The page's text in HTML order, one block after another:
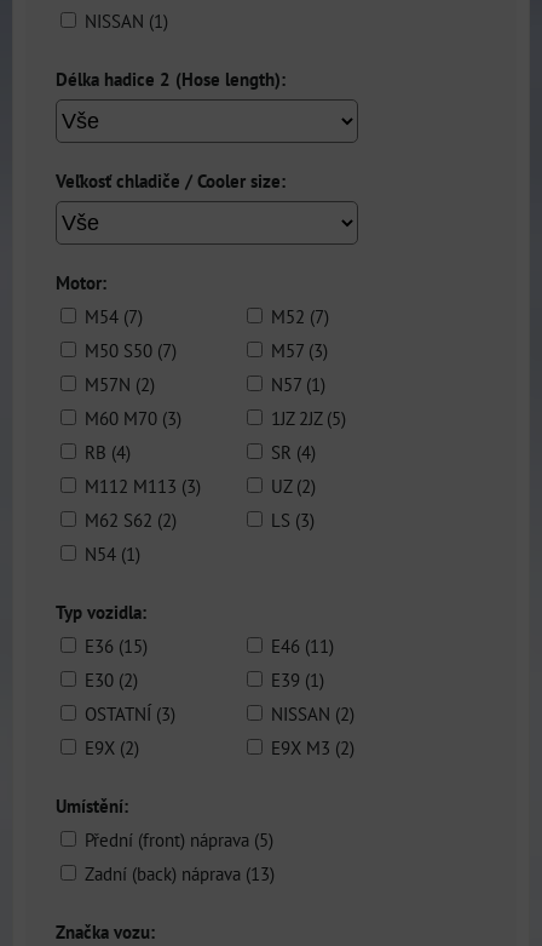
NISSAN (1)
Délka hadice 2 (Hose length):
Veľkosť chladiče / Cooler size:
Motor:
M54 (7)
M52 (7)
M50 S50 (7)
M57 (3)
M57N (2)
N57 (1)
M60 M70 (3)
1JZ 2JZ (5)
RB (4)
SR (4)
M112 M113 (3)
UZ (2)
M62 S62 (2)
LS (3)
N54 (1)
Typ vozidla:
E36 (15)
E46 (11)
E30 (2)
E39 (1)
OSTATNÍ (3)
NISSAN (2)
E9X (2)
E9X M3 (2)
Umístění:
Přední (front) náprava (5)
Zadní (back) náprava (13)
Značka vozu: